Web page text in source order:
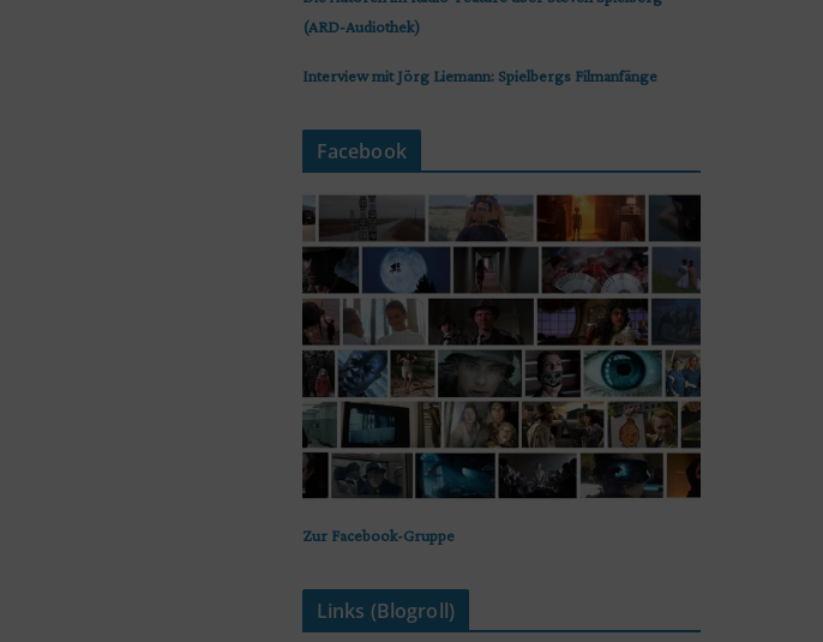
(ARD-Audiothek)
Interview mit Jörg Liemann: Spielbergs Filmanfänge
Facebook
Zur Facebook-Gruppe
Links (Blogroll)